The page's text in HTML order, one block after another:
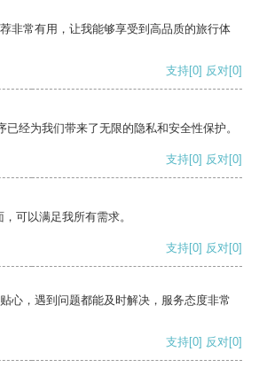
非常有用，让我能够享受到高品质的旅行体
支持[0] 反对[0]
经为我们带来了无限的隐私和安全性保护。
支持[0] 反对[0]
可以满足我所有需求。
支持[0] 反对[0]
心，遇到问题都能及时解决，服务态度非常
支持[0] 反对[0]